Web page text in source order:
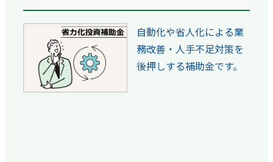
自動化や省人化による業
務改善・人手不足対策を
後押しする補助金です。